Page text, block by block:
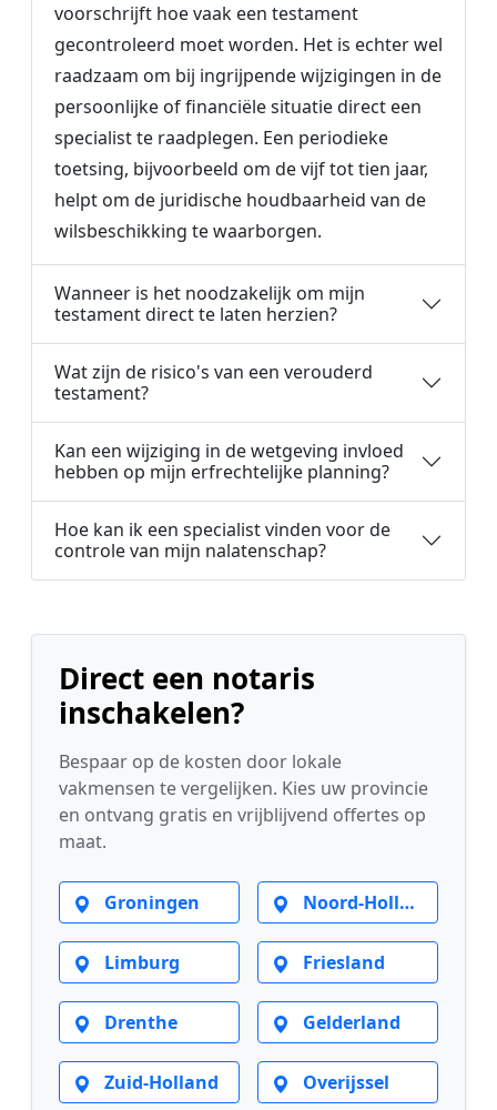
voorschrijft hoe vaak een testament
gecontroleerd moet worden. Het is echter wel
raadzaam om bij ingrijpende wijzigingen in de
persoonlijke of financiële situatie direct een
specialist te raadplegen. Een periodieke
toetsing, bijvoorbeeld om de vijf tot tien jaar,
helpt om de juridische houdbaarheid van de
wilsbeschikking te waarborgen.
Wanneer is het noodzakelijk om mijn
testament direct te laten herzien?
Wat zijn de risico's van een verouderd
testament?
Kan een wijziging in de wetgeving invloed
hebben op mijn erfrechtelijke planning?
Hoe kan ik een specialist vinden voor de
controle van mijn nalatenschap?
Direct een notaris
inschakelen?
Bespaar op de kosten door lokale
vakmensen te vergelijken. Kies uw provincie
en ontvang gratis en vrijblijvend offertes op
maat.
Groningen Noord-Holland
Limburg Friesland
Drenthe Gelderland
Zuid-Holland Overijssel